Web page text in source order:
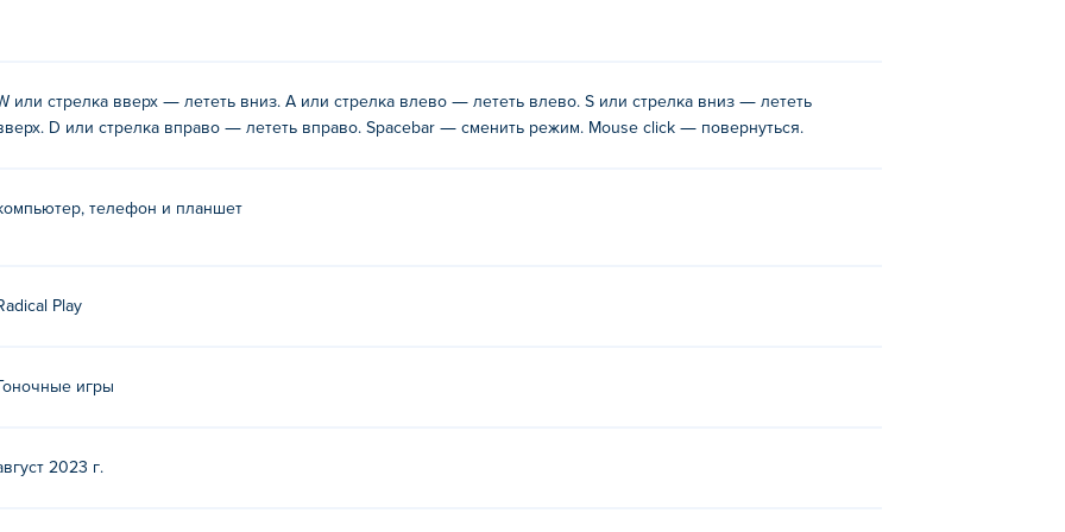
или стрелка вверх — лететь вниз. A или стрелка влево — лететь влево. S или стрелка вниз — лететь
D или стрелка вправо — лететь вправо. Spacebar — сменить режим. Mouse click — повернуться.
телефон и планшет
Play
Гоночные игры
2023 г.